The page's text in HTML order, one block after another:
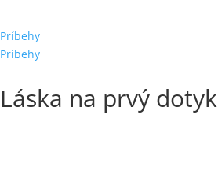
Príbehy
Príbehy
Láska na prvý dotyk